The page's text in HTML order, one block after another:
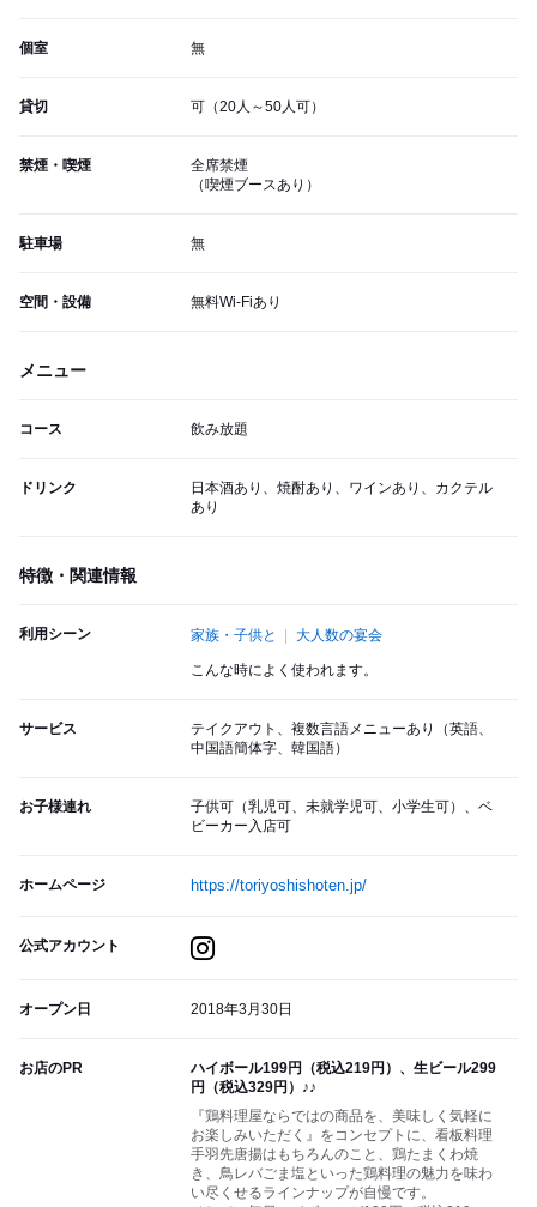
個室 無
貸切 可（20人～50人可）
禁煙・喫煙
全席禁煙
（喫煙ブースあり）
駐車場 無
空間・設備 無料Wi-Fiあり
メニュー
コース 飲み放題
ドリンク
日本酒あり、焼酎あり、ワインあり、カクテル
あり
特徴・関連情報
利用シーン 家族・子供と 大人数の宴会
こんな時によく使われます。
サービス
テイクアウト、複数言語メニューあり（英語、
中国語簡体字、韓国語）
お子様連れ
子供可（乳児可、未就学児可、小学生可）、ベ
ビーカー入店可
ホームページ https://toriyoshishoten.jp/
公式アカウント
オープン日 2018年3月30日
お店のPR
ハイボール199円（税込219円）、生ビール299
円（税込329円）♪♪
『鶏料理屋ならではの商品を、美味しく気軽に
お楽しみいただく』をコンセプトに、看板料理
手羽先唐揚はもちろんのこと、鶏たまくわ焼
き、鳥レバごま塩といった鶏料理の魅力を味わ
い尽くせるラインナップが自慢です。